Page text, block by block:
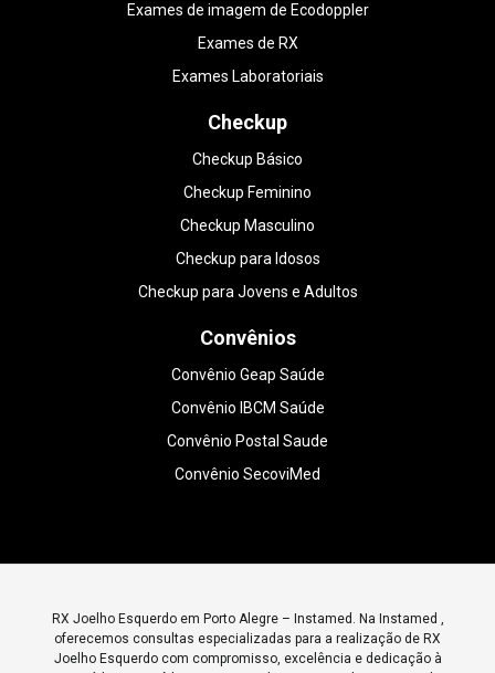
Exames de imagem de Ecodoppler
Exames de RX
Exames Laboratoriais
Checkup
Checkup Básico
Checkup Feminino
Checkup Masculino
Checkup para Idosos
Checkup para Jovens e Adultos
Convênios
Convênio Geap Saúde
Convênio IBCM Saúde
Convênio Postal Saude
Convênio SecoviMed
RX Joelho Esquerdo em Porto Alegre – Instamed. Na Instamed ,
oferecemos consultas especializadas para a realização de RX
Joelho Esquerdo com compromisso, excelência e dedicação à